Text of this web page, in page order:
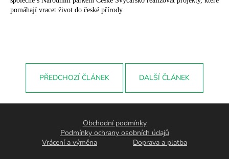
pomáhají vracet život do české přírody.
PŘEDCHOZÍ ČLÁNEK DALŠÍ ČLÁNEK
Obchodní podmínky
Podmínky ochrany osobních údajů
Vrácení a výměna
Doprava a platba